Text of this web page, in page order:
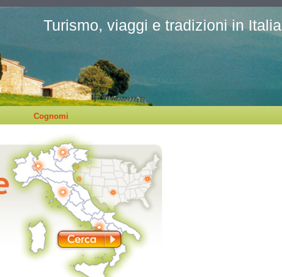
Turismo, viaggi e tradizioni in Italia
Cognomi